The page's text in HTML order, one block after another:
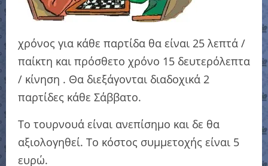
χρόνος για κάθε παρτίδα θα είναι 25 λεπτά /
παίκτη και πρόσθετο χρόνο 15 δευτερόλεπτα
/ κίνηση . Θα διεξάγονται διαδοχικά 2
παρτίδες κάθε Σάββατο.
Το τουρνουά είναι ανεπίσημο και δε θα
αξιολογηθεί. Το κόστος συμμετοχής είναι 5
ευρώ.